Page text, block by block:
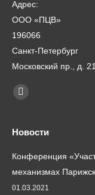
Адрес:
ООО «ПЦВ»
196066
Санкт-Петербург
Московский пр., д.
Найдите нас:
Почта
opens
new
window
Новости
Конференция
механизмах
01.03.2021